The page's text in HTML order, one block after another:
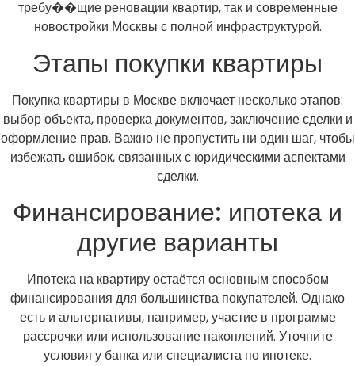
требу��щие реновации квартир, так и современные
новостройки Москвы с полной инфраструктурой.
Этапы покупки квартиры
Покупка квартиры в Москве включает несколько этапов:
выбор объекта, проверка документов, заключение сделки и
оформление прав. Важно не пропустить ни один шаг, чтобы
избежать ошибок, связанных с юридическими аспектами
сделки.
Финансирование: ипотека и
другие варианты
Ипотека на квартиру остаётся основным способом
финансирования для большинства покупателей. Однако
есть и альтернативы, например, участие в программе
рассрочки или использование накоплений. Уточните
условия у банка или специалиста по ипотеке.